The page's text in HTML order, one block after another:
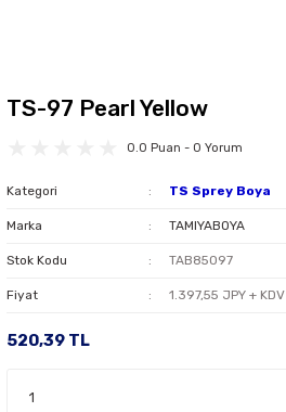
TS-97 Pearl Yellow
0.0 Puan - 0 Yorum
Kategori TS Sprey Boya
Marka TAMIYABOYA
Stok Kodu TAB85097
Fiyat 1.397,55 JPY + KDV
520,39 TL